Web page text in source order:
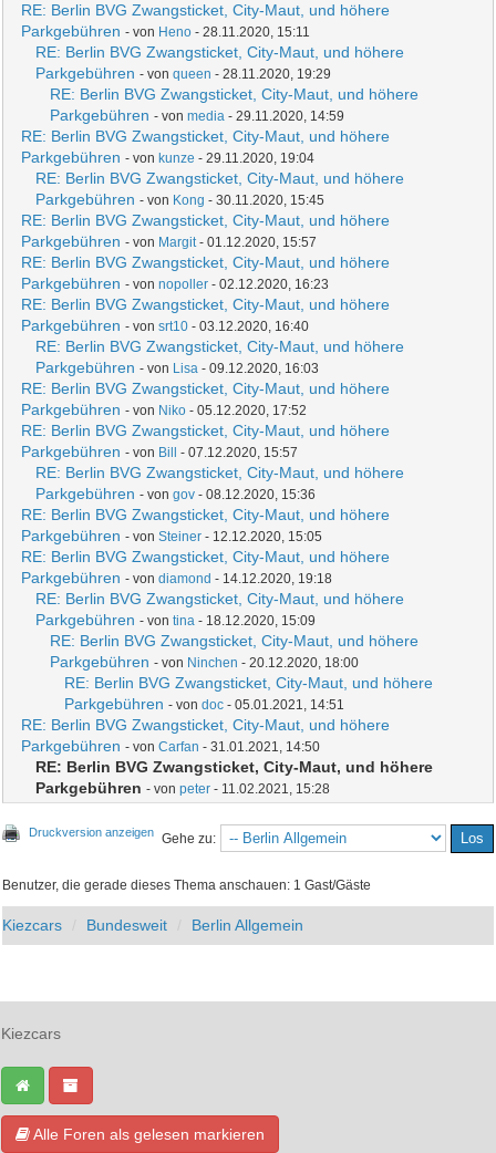
RE: Berlin BVG Zwangsticket, City-Maut, und höhere
Parkgebühren - von Heno - 28.11.2020, 15:11
RE: Berlin BVG Zwangsticket, City-Maut, und höhere
Parkgebühren - vonqueen - 28.11.2020, 19:29
RE: Berlin BVG Zwangsticket, City-Maut, und höhere
Parkgebühren - vonmedia - 29.11.2020, 14:59
RE: Berlin BVG Zwangsticket, City-Maut, und höhere
Parkgebühren - von kunze - 29.11.2020, 19:04
RE: Berlin BVG Zwangsticket, City-Maut, und höhere
Parkgebühren - von Kong - 30.11.2020, 15:45
RE: Berlin BVG Zwangsticket, City-Maut, und höhere
Parkgebühren - von Margit- 01.12.2020, 15:57
RE: Berlin BVG Zwangsticket, City-Maut, und höhere
Parkgebühren - vonnopoller - 02.12.2020, 16:23
RE: Berlin BVG Zwangsticket, City-Maut, und höhere
Parkgebühren - vonsrt10 - 03.12.2020, 16:40
RE: Berlin BVG Zwangsticket, City-Maut, und höhere
Parkgebühren - von Lisa - 09.12.2020, 16:03
RE: Berlin BVG Zwangsticket, City-Maut, und höhere
Parkgebühren - von Niko - 05.12.2020, 17:52
RE: Berlin BVG Zwangsticket, City-Maut, und höhere
Parkgebühren - von Bill - 07.12.2020, 15:57
RE: Berlin BVG Zwangsticket, City-Maut, und höhere
Parkgebühren - vongov - 08.12.2020, 15:36
RE: Berlin BVG Zwangsticket, City-Maut, und höhere
Parkgebühren - vonSteiner - 12.12.2020, 15:05
RE: Berlin BVG Zwangsticket, City-Maut, und höhere
Parkgebühren - vondiamond - 14.12.2020, 19:18
RE: Berlin BVG Zwangsticket, City-Maut, und höhere
Parkgebühren - vontina - 18.12.2020, 15:09
RE: Berlin BVG Zwangsticket, City-Maut, und höhere
Parkgebühren - von Ninchen - 20.12.2020, 18:00
RE: Berlin BVG Zwangsticket, City-Maut, und höhere
Parkgebühren - vondoc - 05.01.2021, 14:51
RE: Berlin BVG Zwangsticket, City-Maut, und höhere
Parkgebühren - vonCarfan - 31.01.2021, 14:50
RE: Berlin BVG Zwangsticket, City-Maut, und höhere
Parkgebühren - vonpeter - 11.02.2021, 15:28
Druckversion anzeigen Gehe zu:
Benutzer, die gerade dieses Thema anschauen: 1 Gast/Gäste
Kiezcars Bundesweit Berlin Allgemein
Kiezcars
Alle Foren als gelesen markieren